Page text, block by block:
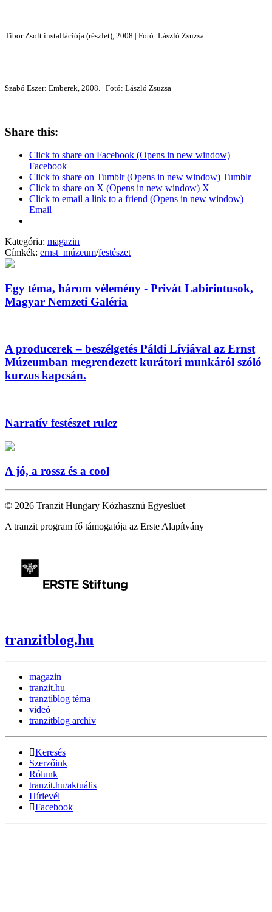
Tibor Zsolt installációja (részlet), 2008 | Fotó: László Zsuzsa
Szabó Eszer: Emberek, 2008. | Fotó: László Zsuzsa
Share this:
Click to share on Facebook (Opens in new window)
Facebook
Click to share on Tumblr (Opens in new window) Tumblr
Click to share on X (Opens in new window) X
Click to email a link to a friend (Opens in new window)
Email
Kategória: magazin
Címkék: ernst_múzeum/festészet
Egy téma, három vélemény - Privát Labirintusok,
Magyar Nemzeti Galéria
A producerek – beszélgetés Páldi Líviával az Ernst
Múzeumban megrendezett kurátori munkáról szóló
kurzus kapcsán.
Narratív festészet rulez
A jó, a rossz és a cool
© 2026 Tranzit Hungary Közhasznú Egyeslüet
A tranzit program fő támogatója az Erste Alapítvány
tranzitblog.hu
magazin
tranzit.hu
tranztiblog téma
videó
tranzitblog archív
Keresés
Szerzőink
Rólunk
tranzit.hu/aktuális
Hírlevél
Facebook